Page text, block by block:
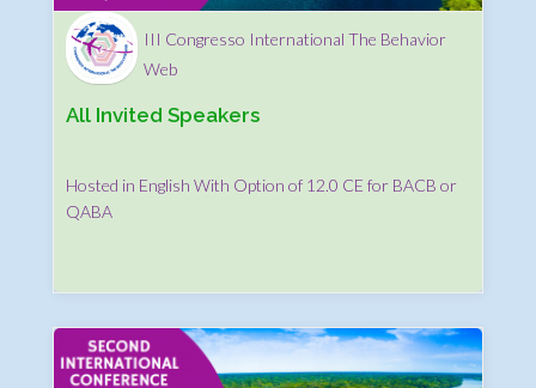
III Congresso International The Behavior
Web
All Invited Speakers
Hosted in English With Option of 12.0 CE for BACB or
QABA